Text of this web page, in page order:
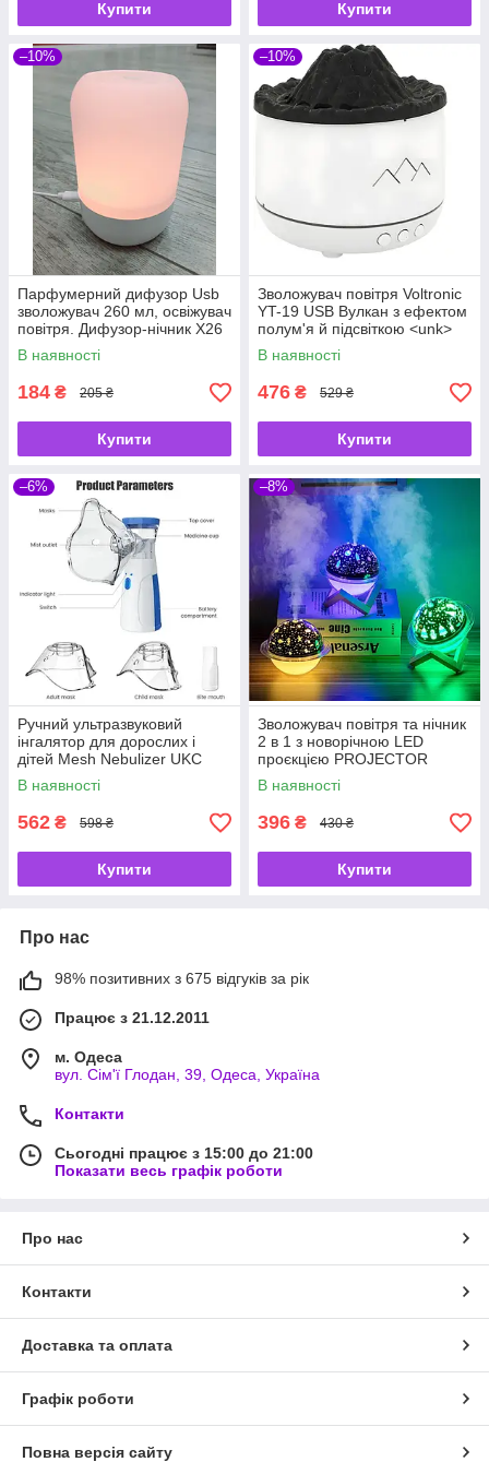
Купити Купити
–10%
Парфумерний дифузор Usb
зволожувач 260 мл, освіжувач
повітря. Дифузор-нічник X26
В наявності
184 ₴ 205 ₴
Купити
–10%
Зволожувач повітря Voltronic
YT-19 USB Вулкан з ефектом
полум'я й підсвіткою <unk>
Зволожувач для дому Білий
В наявності
476 ₴ 529 ₴
Купити
–6%
Ручний ультразвуковий
інгалятор для дорослих і
дітей Mesh Nebulizer UKC
JSL-W302
В наявності
562 ₴ 598 ₴
Купити
–8%
Зволожувач повітря та нічник
2 в 1 з новорічною LED
проєкцією PROJECTOR
HUMIDIFIER, дерев'яна
стійка
В наявності
396 ₴ 430 ₴
Купити
Про нас
98% позитивних з 675 відгуків за рік
Працює з 21.12.2011
м. Одеса
вул. Сім'ї Глодан, 39, Одеса, Україна
Контакти
Сьогодні працює з 15:00 до 21:00
Показати весь графік роботи
Про нас
Контакти
Доставка та оплата
Графік роботи
Повна версія сайту